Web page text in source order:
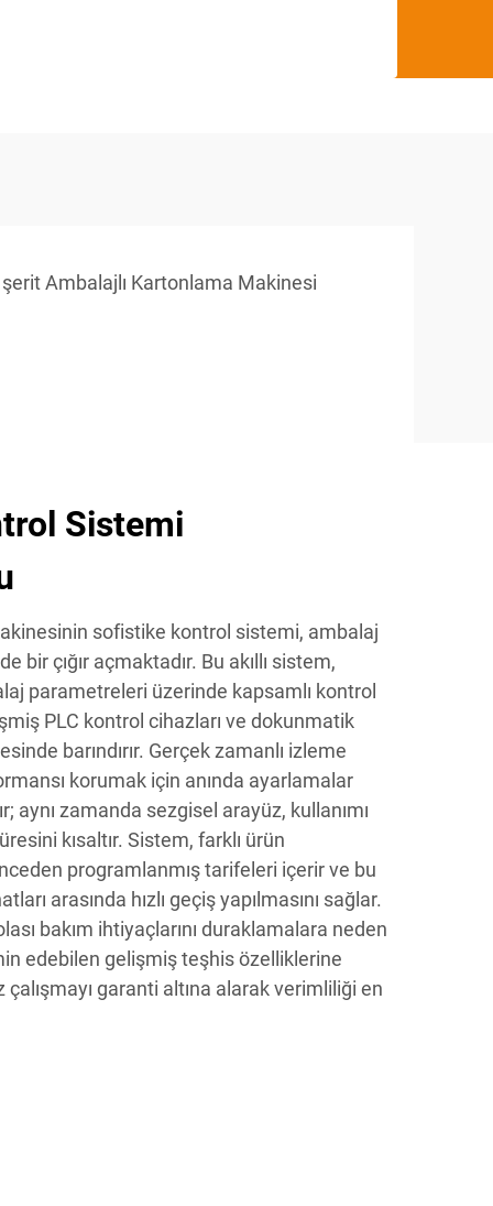
şerit Ambalajlı Kartonlama Makinesi
Sistemi
sofistike kontrol sistemi, ambalaj
bir çığır açmaktadır. Bu akıllı sistem,
parametreleri üzerinde kapsamlı kontrol
PLC kontrol cihazları ve dokunmatik
barındırır. Gerçek zamanlı izleme
korumak için anında ayarlamalar
aynı zamanda sezgisel arayüz, kullanımı
kısaltır. Sistem, farklı ürün
programlanmış tarifeleri içerir ve bu
arasında hızlı geçiş yapılmasını sağlar.
bakım ihtiyaçlarını duraklamalara neden
edebilen gelişmiş teşhis özelliklerine
garanti altına alarak verimliliği en